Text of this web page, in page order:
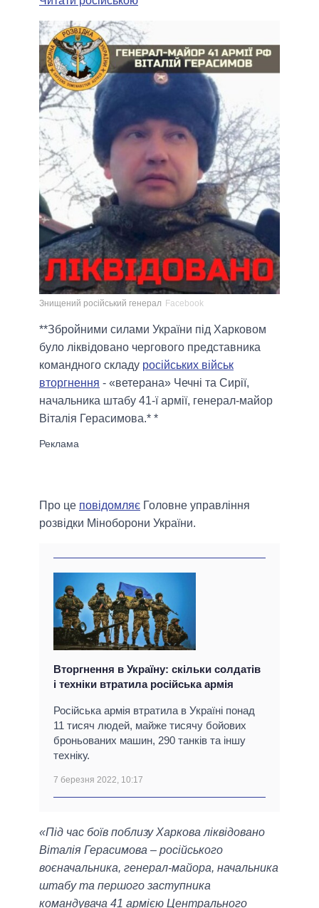
Знищений російський генерал Facebook
**Збройними силами України під Харковом
було ліквідовано чергового представника
командного складу російських військ
вторгнення - «ветерана» Чечні та Сирії,
начальника штабу 41-ї армії, генерал-майор
Віталія Герасимова.* *
Про це повідомляє Головне управління
розвідки Міноборони України.
Вторгнення в Україну: скільки солдатів
і техніки втратила російська армія
Російська армія втратила в Україні понад
11 тисяч людей, майже тисячу бойових
броньованих машин, 290 танків та іншу
техніку.
7 березня 2022, 10:17
«Під час боїв поблизу Харкова ліквідовано
Віталія Герасимова – російського
воєначальника, генерал-майора, начальника
штабу та першого заступника
командувача 41 армією Центрального